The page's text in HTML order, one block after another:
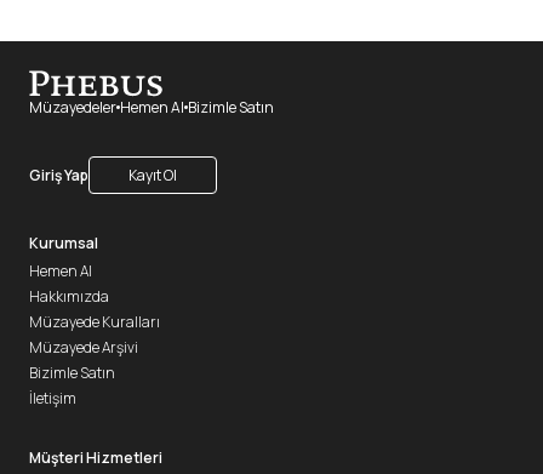
Müzayedeler Hemen Al Bizimle Satın
Giriş Yap Kayıt Ol
Kurumsal
Hemen Al
Hakkımızda
Müzayede Kuralları
Müzayede Arşivi
Bizimle Satın
İletişim
Müşteri Hizmetleri